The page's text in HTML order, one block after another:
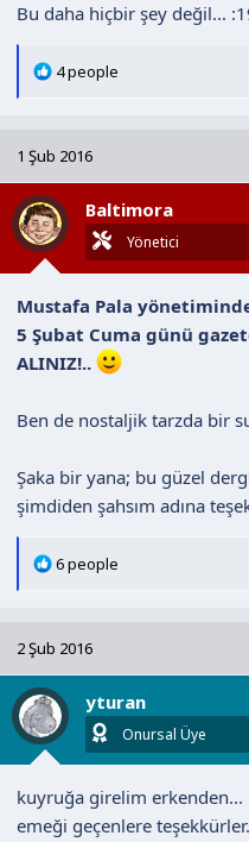
Bu daha hiçbir şey değil...
T
l
e
r
4 people
1 Şub 2016
Baltimora
Yönetici
Mustafa Pala
5 Şubat Cuma günü
ALINIZ!..
Ben de nostaljik tarzda bir
Şaka bir yana; bu güzel
şimdiden şahsım adına
T
l
e
r
6 people
2 Şub 2016
yturan
Onursal Üye
kuyruğa girelim erkenden...
emeği geçenlere